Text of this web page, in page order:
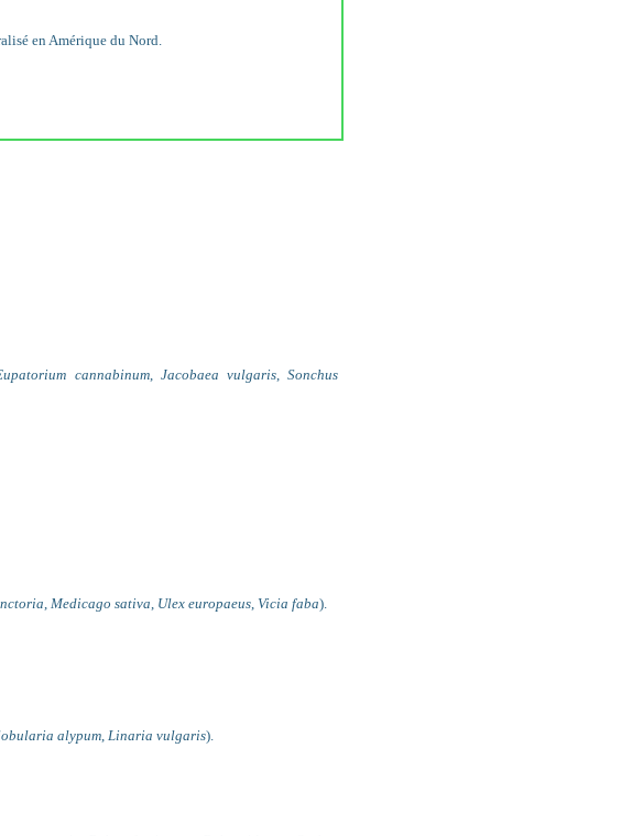
en Amérique du Nord.
cannabinum, Jacobaea vulgaris,Sonchus
, Medicago sativa, Ulex europaeus, Vicia faba).
alypum, Linaria vulgaris).